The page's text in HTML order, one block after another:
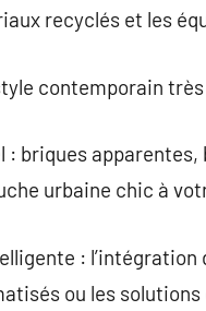
recyclés et les
contemporain
: briques
urbaine chic à
:
ou les